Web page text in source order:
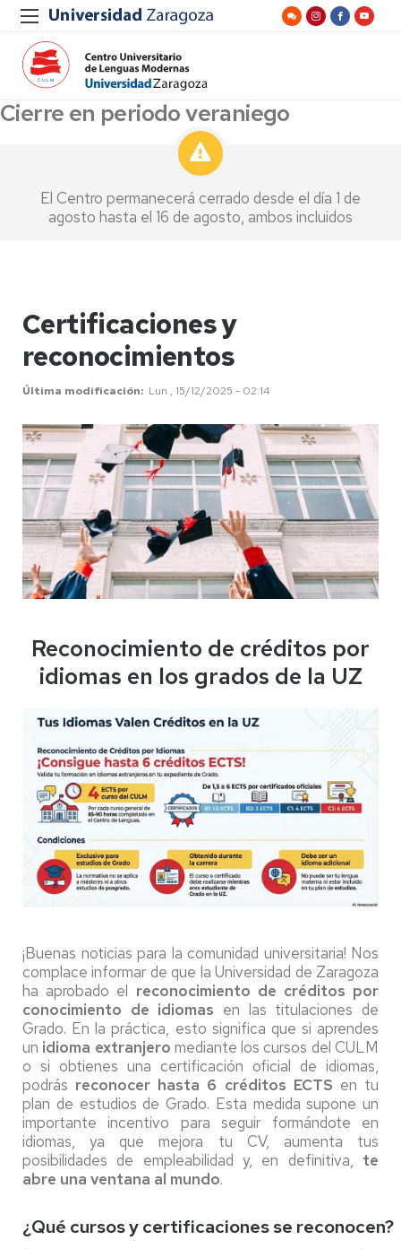
Cierre en periodo veraniego
El Centro permanecerá cerrado desde el día 1 de
agosto hasta el 16 de agosto, ambos incluidos
Certificaciones y
reconocimientos
Última modificación Lun , 15/12/2025 - 02:14
Reconocimiento de créditos por
idiomas en los grados de la UZ
¡Buenas noticias para la comunidad universitaria! Nos
complace informar de que la Universidad de Zaragoza
ha aprobado el reconocimiento de créditos por
conocimiento de idiomas en las titulaciones de
Grado. En la práctica, esto significa que si aprendes
un idioma extranjero mediante los cursos del CULM
o si obtienes una certificación oficial de idiomas,
podrás reconocer hasta 6 créditos ECTS en tu
plan de estudios de Grado. Esta medida supone un
importante incentivo para seguir formándote en
idiomas, ya que mejora tu CV, aumenta tus
posibilidades de empleabilidad y, en definitiva, te
abre una ventana al mundo.
¿Qué cursos y certificaciones se reconocen?